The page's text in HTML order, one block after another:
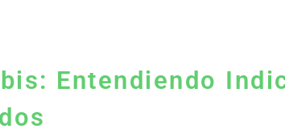
Entendiendo